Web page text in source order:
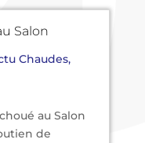
Salon
Chaudes,
au Salon
de